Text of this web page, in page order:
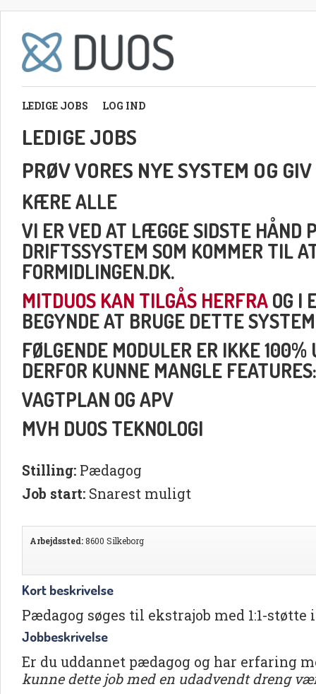
LEDIGE JOBS LOG IND
LEDIGE JOBS
PRØV VORES NYE SYSTEM OG
KÆRE ALLE
VI ER VED AT LÆGGE SIDSTE HÅND
DRIFTSSYSTEM SOM KOMMER TIL
FORMIDLINGEN.DK.
MITDUOS KAN TILGÅS HERFRAOG I
BEGYNDE AT BRUGE DETTE
FØLGENDE MODULER ER IKKE 100%
DERFOR KUNNE MANGLE FEATURES:
VAGTPLAN OG APV
MVH DUOS TEKNOLOGI
Stilling: Pædagog
Job start: Snarest muligt
Arbejdssted:8600 Silkeborg
Kort beskrivelse
Pædagog søges til ekstrajob med 1:1-støtte
Jobbeskrivelse
Er du uddannet pædagog og har erfaring
kunne dette job med en udadvendt dreng